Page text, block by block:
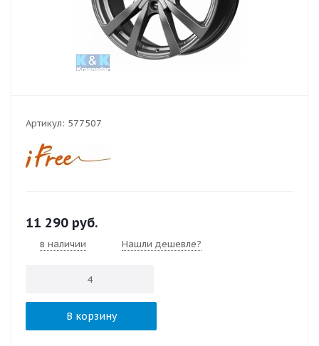
Артикул: 577507
11 290 руб.
в наличии Нашли дешевле?
В корзину